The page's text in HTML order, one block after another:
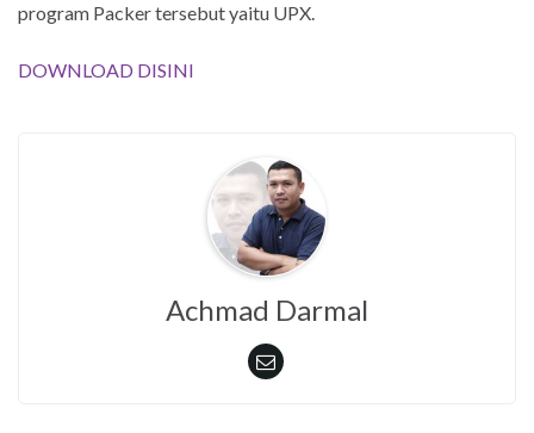
program Packer tersebut yaitu UPX.
DOWNLOAD DISINI
Achmad Darmal